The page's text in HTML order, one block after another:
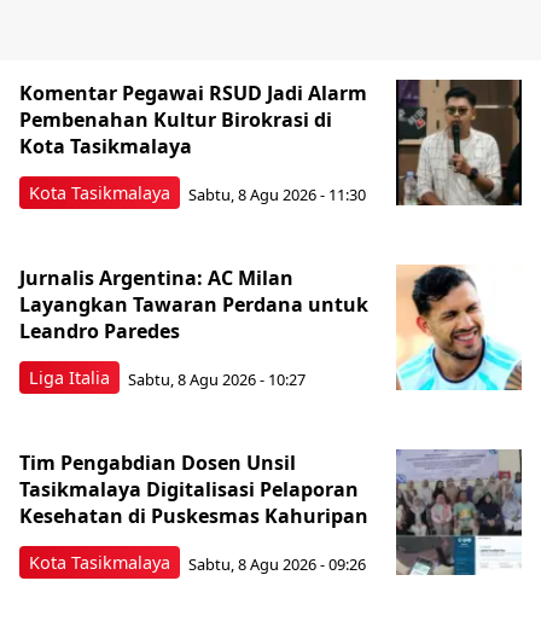
Kota Tasikmalaya
Komentar Pegawai RSUD Jadi Alarm
Pembenahan Kultur Birokrasi di
Kota Tasikmalaya
Sabtu, 8 Agu 2026 - 11:30
Liga Italia
Jurnalis Argentina: AC Milan
Layangkan Tawaran Perdana untuk
Leandro Paredes
Sabtu, 8 Agu 2026 - 10:27
Kota Tasikmalaya
Tim Pengabdian Dosen Unsil
Tasikmalaya Digitalisasi Pelaporan
Kesehatan di Puskesmas Kahuripan
Sabtu, 8 Agu 2026 - 09:26